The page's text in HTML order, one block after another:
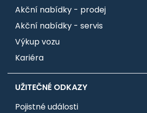
Akční nabídky - prodej
Akční nabídky - servis
Výkup vozu
Kariéra
UŽITEČNÉ ODKAZY
Pojistné události